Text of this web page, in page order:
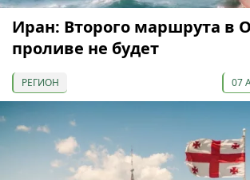
Иран: Второго маршрута в
проливе не будет
РЕГИОН 07